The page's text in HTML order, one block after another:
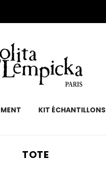
KIT ÉCHANTILLONS
TOTE